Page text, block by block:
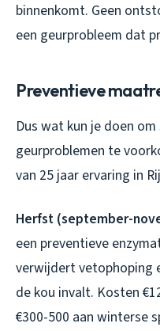
binnenkomt. Geen
een geurprobleem dat
Preventieve
Dus wat kun je doen
geurproblemen te
van 25 jaar ervaring in
Herfst (september-
een preventieve
verwijdert vetophoping
de kou invalt. Kosten
€300-500 aan winterse